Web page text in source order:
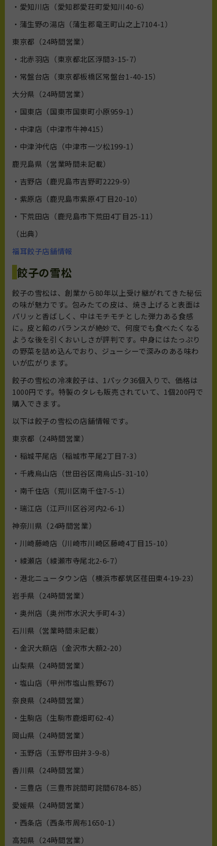
・愛知川店（愛知郡愛荘町愛知川40-6）
・蒲生野の湯店（蒲生郡竜王町山之上7104-1）
東京都（24時間営業）
・北赤羽店（東京都北区浮間3-15-7）
・常盤台店（東京都板橋区常盤台1-40-15）
大分県（24時間営業）
・国東店（国東市国東町小原959-1）
・中津店（中津市牛神415）
・中津沖代店（中津市一ツ松199-1）
鹿児島県（営業時間未記載）
・吉野店（鹿児島市吉野町2229-9）
・紫原店（鹿児島市紫原4丁目20-10）
・下荒田店（鹿児島市下荒田4丁目25-11）
（出典）
福耳餃子店舗情報
餃子の雪松
餃子の雪松は、創業から80年以上受け継がれてきた秘伝
の味が魅力です。包みたての皮は、焼き上げると表面は
パリッと香ばしく、中はモチモチとした弾力ある食感
に。皮と餡のバランスが絶妙で、何度でも食べたくなる
ような後を引くおいしさが評判です。中身にはたっぷり
の野菜を詰め込んでおり、ジューシーで深みのある味わ
いが広がります。
餃子の雪松の冷凍餃子は、1パック36個入りで、価格は
1000円です。特製のタレも販売されていて、1個200円で
購入できます。
以下は餃子の雪松の店舗情報です。
東京都（24時間営業）
・稲城平尾店（稲城市平尾2丁目7-3）
・千歳烏山店（世田谷区南烏山5-31-10）
・南千住店（荒川区南千住7-5-1）
・瑞江店（江戸川区谷河内2-6-1）
神奈川県（24時間営業）
・川崎藤崎店（川崎市川崎区藤崎4丁目15-10）
・綾瀬店（綾瀬市寺尾北2-6-7）
・港北ニュータウン店（横浜市都筑区荏田東4-19-23）
岩手県（24時間営業）
・奥州店（奥州市水沢大手町4-3）
石川県（営業時間未記載）
・金沢大額店（金沢市大額2-20）
山梨県（24時間営業）
・塩山店（甲州市塩山熊野67）
奈良県（24時間営業）
・生駒店（生駒市鹿畑町62-4）
岡山県（24時間営業）
・玉野店（玉野市田井3-9-8）
香川県（24時間営業）
・三豊店（三豊市詫間町詫間6784-85）
愛媛県（24時間営業）
・西条店（西条市周布1650-1）
高知県（24時間営業）